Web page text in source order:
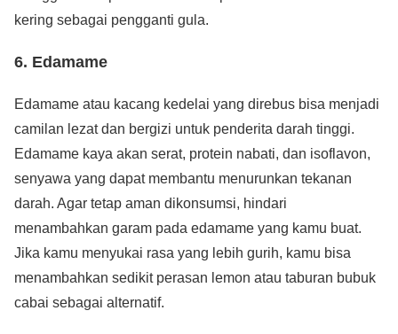
kering sebagai pengganti gula.
6. Edamame
Edamame atau kacang kedelai yang direbus bisa menjadi
camilan lezat dan bergizi untuk penderita darah tinggi.
Edamame kaya akan serat, protein nabati, dan isoflavon,
senyawa yang dapat membantu menurunkan tekanan
darah. Agar tetap aman dikonsumsi, hindari
menambahkan garam pada edamame yang kamu buat.
Jika kamu menyukai rasa yang lebih gurih, kamu bisa
menambahkan sedikit perasan lemon atau taburan bubuk
cabai sebagai alternatif.